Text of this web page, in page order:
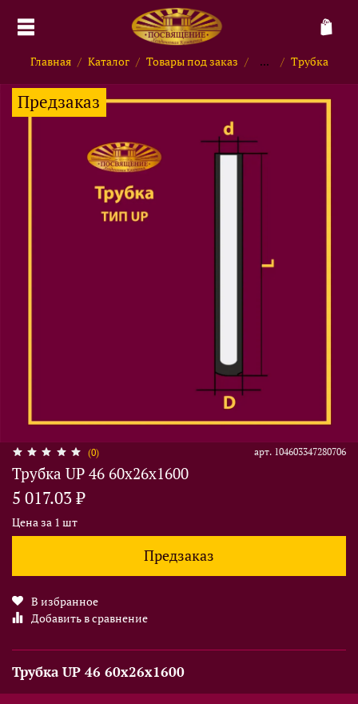
Главная Каталог Товары под заказ ... Трубка
Предзаказ
(0) арт. 104603347280706
Трубка UP 46 60x26x1600
5 017.03 ₽
Цена за 1 шт
Предзаказ
В избранное
Добавить в сравнение
Трубка UP 46 60x26x1600